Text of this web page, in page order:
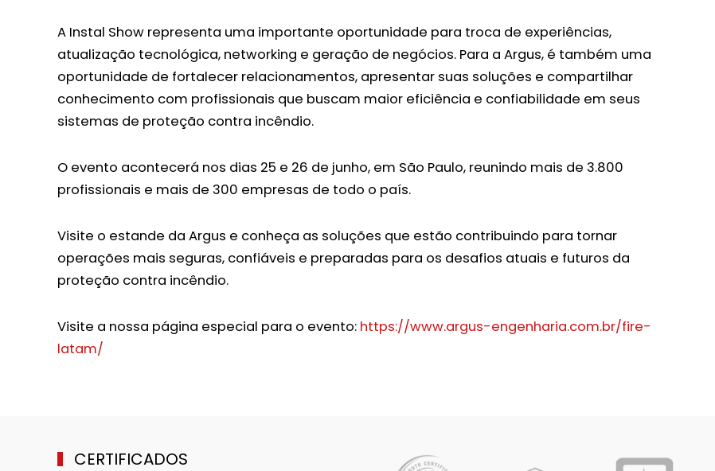
A Instal Show representa uma importante oportunidade para troca de experiências,
atualização tecnológica, networking e geração de negócios. Para a Argus, é também uma
oportunidade de fortalecer relacionamentos, apresentar suas soluções e compartilhar
conhecimento com profissionais que buscam maior eficiência e confiabilidade em seus
sistemas de proteção contra incêndio.
O evento acontecerá nos dias 25 e 26 de junho, em São Paulo, reunindo mais de 3.800
profissionais e mais de 300 empresas de todo o país.
Visite o estande da Argus e conheça as soluções que estão contribuindo para tornar
operações mais seguras, confiáveis e preparadas para os desafios atuais e futuros da
proteção contra incêndio.
Visite a nossa página especial para o evento: https://www.argus-engenharia.com.br/fire-
latam/
CERTIFICADOS